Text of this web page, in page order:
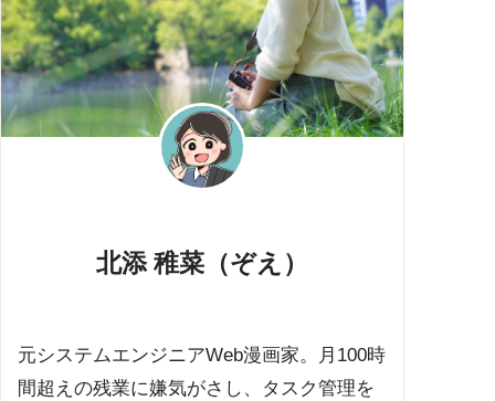
北添 稚菜（ぞえ）
元システムエンジニアWeb漫画家。月100時
間超えの残業に嫌気がさし、タスク管理を